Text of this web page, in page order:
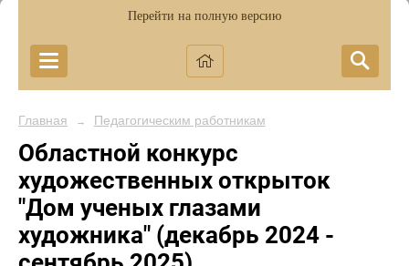
Перейти на полную версию
Главная → Педагогическим работникам
Областной конкурс
художественных открыток
"Дом ученых глазами
художника" (декабрь 2024 -